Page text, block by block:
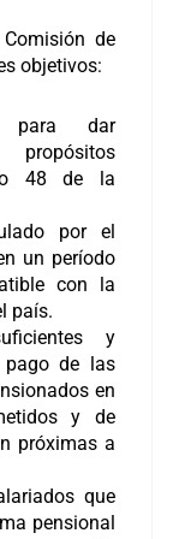
de
objetivos:
para dar
48 de la
por el
un período
con la
país.
y
pago de las
en
y de
próximas a
que
pensional